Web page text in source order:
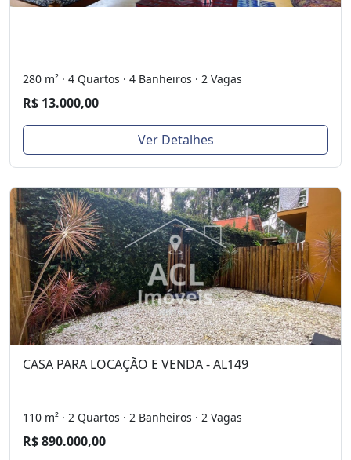
280 m² · 4 Quartos · 4 Banheiros · 2 Vagas
R$ 13.000,00
Ver Detalhes
CASA PARA LOCAÇÃO E VENDA - AL149
110 m² · 2 Quartos · 2 Banheiros · 2 Vagas
R$ 890.000,00